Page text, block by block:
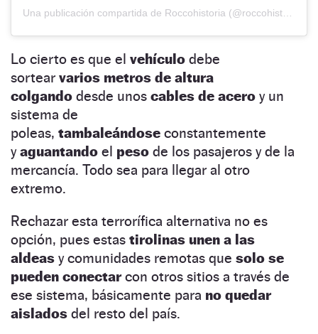
Lo cierto es que el vehículo debe
sortear varios metros de altura
colgando desde unos cables de acero y un
sistema de
poleas, tambaleándose constantemente
yaguantando el peso de los pasajeros y de la
mercancía. Todo sea para llegar al otro
extremo.
Rechazar esta terrorífica alternativa no es
opción, pues estas tirolinas unen a las
aldeas y comunidades remotas que solo se
pueden conectarcon otros sitios a través de
ese sistema, básicamente para no quedar
aislados del resto del país.